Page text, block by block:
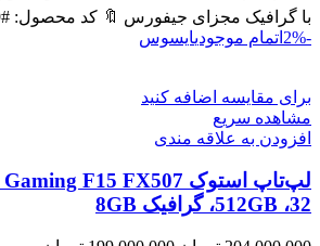
با گرافیک مجزای جیفورس 🔖 کد محصول: #41129
-2%
اتمام موجودیایسوس
برای مقایسه اضافه کنید
مشاهده سریع
افزودن به علاقه مندی
32، 512GB، گرافیک 8GB